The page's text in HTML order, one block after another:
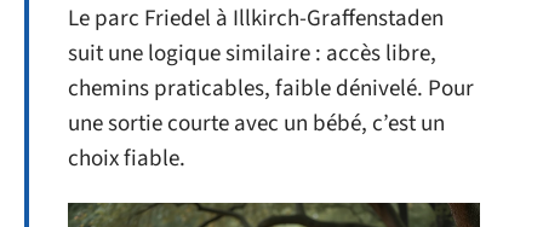
Le parc Friedel à Illkirch-Graffenstaden
suit une logique similaire : accès libre,
chemins praticables, faible dénivelé. Pour
une sortie courte avec un bébé, c’est un
choix fiable.